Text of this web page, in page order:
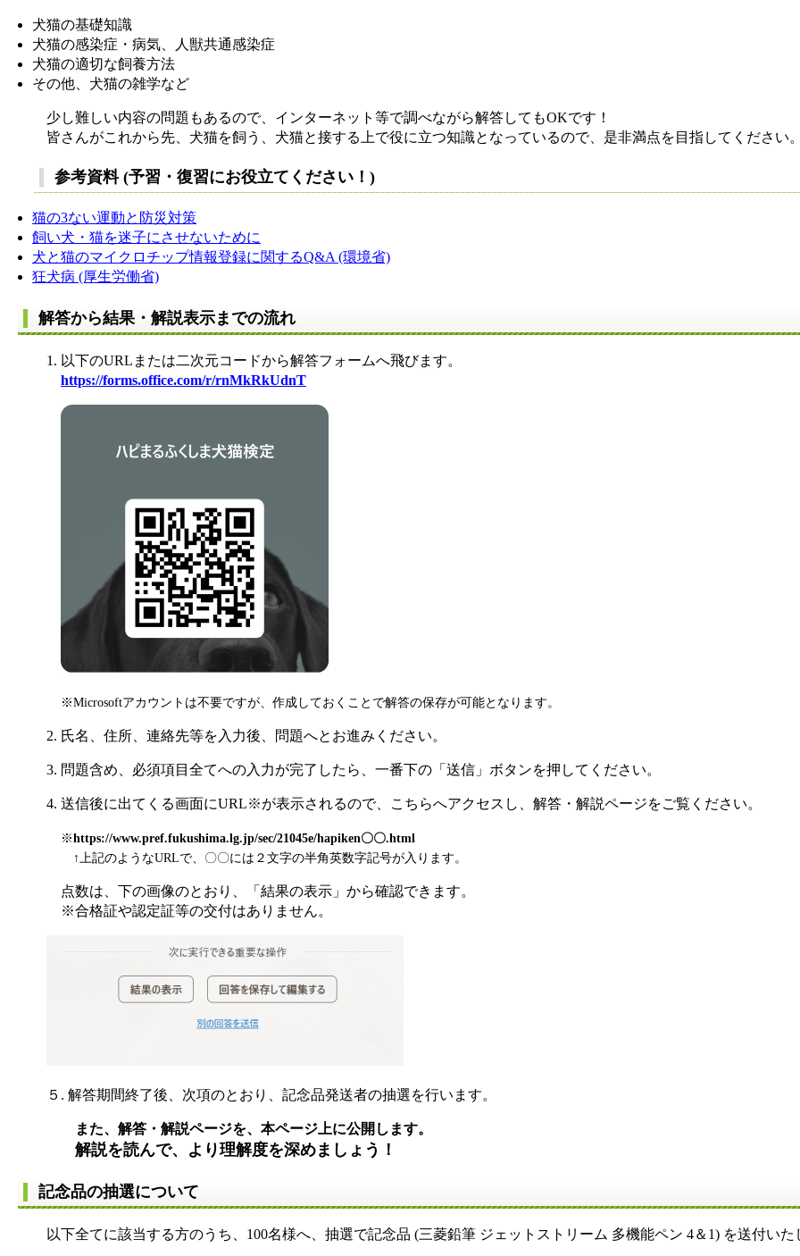
犬猫の基礎知識
犬猫の感染症・病気、人獣共通感染症
犬猫の適切な飼養方法
その他、犬猫の雑学など
少し難しい内容の問題もあるので、インターネット等で調べながら解答してもOKです！
皆さんがこれから先、犬猫を飼う、犬猫と接する上で役に立つ知識となっているので、是非満点を目指してください
参考資料 (予習・復習にお役立てください！)
猫の3ない運動と防災対策
飼い犬・猫を迷子にさせないために
犬と猫のマイクロチップ情報登録に関するQ&A (環境省)
狂犬病 (厚生労働省)
解答から結果・解説表示までの流れ
1. 以下のURLまたは二次元コードから解答フォームへ飛びます。
https://forms.office.com/r/rnMkRkUdnT
※Microsoftアカウントは不要ですが、作成しておくことで解答の保存が可能となります。
2. 氏名、住所、連絡先等を入力後、問題へとお進みください。
3. 問題含め、必須項目全てへの入力が完了したら、一番下の「送信」ボタンを押してください。
4. 送信後に出てくる画面にURL※が表示されるので、こちらへアクセスし、解答・解説ページをご覧ください。
※https://www.pref.fukushima.lg.jp/sec/21045e/hapiken〇〇.html
↑上記のようなURLで、〇〇には２文字の半角英数字記号が入ります。
点数は、下の画像のとおり、「結果の表示」から確認できます。
※合格証や認定証等の交付はありません。
５. 解答期間終了後、次項のとおり、記念品発送者の抽選を行います。
また、解答・解説ページを、本ページ上に公開します。
解説を読んで、より理解度を深めましょう！
記念品の抽選について
以下全てに該当する方のうち、100名様へ、抽選で記念品 (三菱鉛筆 ジェットストリーム 多機能ペン 4＆1) を送付いた